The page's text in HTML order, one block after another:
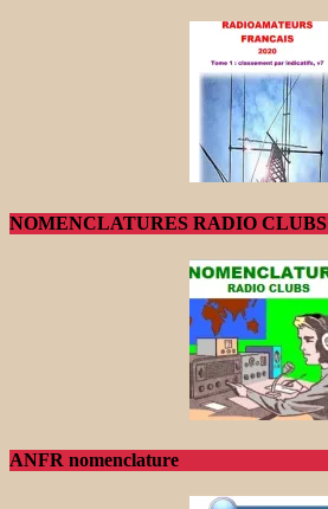
NOMENCLATURES RADIO CLUBS
ANFR nomenclature